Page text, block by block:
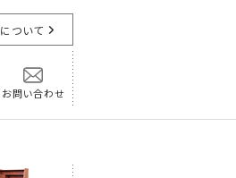
ついて
お問い合わせ